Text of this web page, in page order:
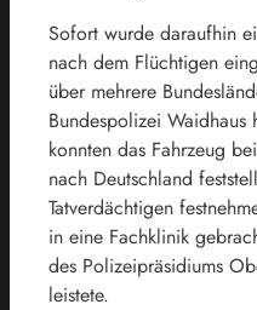
Sofort wurde daraufhin
nach dem Flüchtigen
über mehrere
Bundespolizei
konnten das Fahrzeug
nach Deutschland
Tatverdächtigen
in eine Fachklinik
des Polizeipräsidiums
leistete.